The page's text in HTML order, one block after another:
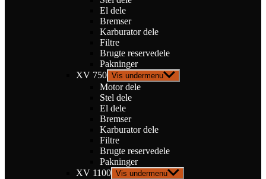
El dele
Bremser
Karburator dele
Filtre
Brugte reservedele
Pakninger
XV 750 Vis undermenu
Motor dele
Stel dele
El dele
Bremser
Karburator dele
Filtre
Brugte reservedele
Pakninger
XV 1100 Vis undermenu